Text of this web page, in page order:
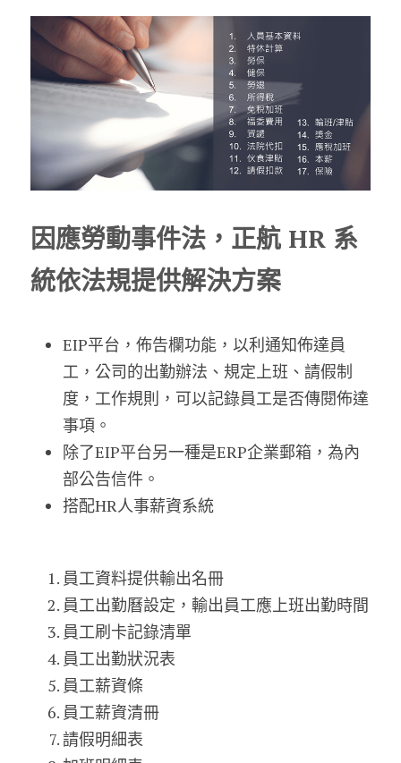
因應勞動事件法，正航 HR 系
統依法規提供解決方案
EIP平台，佈告欄功能，以利通知佈達員
工，公司的出勤辦法、規定上班、請假制
度，工作規則，可以記錄員工是否傳閱佈達
事項。
除了EIP平台另一種是ERP企業郵箱，為內
部公告信件。
搭配HR人事薪資系統
員工資料提供輸出名冊
員工出勤曆設定，輸出員工應上班出勤時間
員工刷卡記錄清單
員工出勤狀況表
員工薪資條
員工薪資清冊
請假明細表